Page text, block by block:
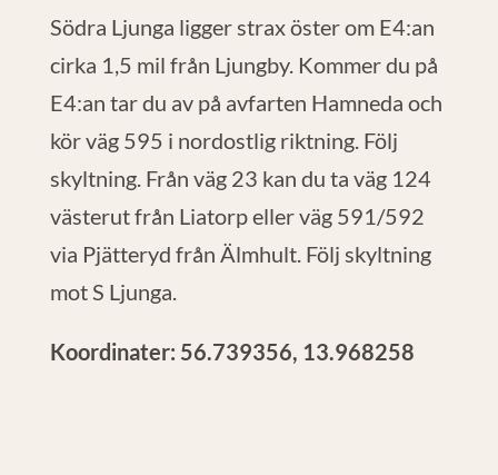
Södra Ljunga ligger strax öster om E4:an
cirka 1,5 mil från Ljungby. Kommer du på
E4:an tar du av på avfarten Hamneda och
kör väg 595 i nordostlig riktning. Följ
skyltning. Från väg 23 kan du ta väg 124
västerut från Liatorp eller väg 591/592
via Pjätteryd från Älmhult. Följ skyltning
mot S Ljunga.
Koordinater: 56.739356, 13.968258